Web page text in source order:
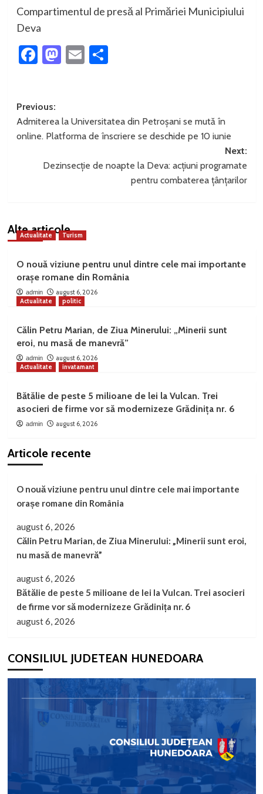
Compartimentul de presă al Primăriei Municipiului
Deva
Facebook
Mastodon
EmailPartajează
Post
navigation
Previous:
Admiterea la Universitatea din Petroșani se mută în
online. Platforma de înscriere se deschide pe 10 iunie
Next:
Dezinsecție de noapte la Deva: acțiuni programate
pentru combaterea țânțarilor
Alte articole
Actualitate Turism
O nouă viziune pentru unul dintre cele mai importante
orașe romane din România
admin
august 6, 2026
Actualitate
politic
Călin Petru Marian, de Ziua Minerului: „Minerii sunt
eroi, nu masă de manevră”
admin
august 6, 2026
Actualitate
invatamant
Bătălie de peste 5 milioane de lei la Vulcan. Trei
asocieri de firme vor să modernizeze Grădinița nr. 6
admin august 6, 2026
Articole recente
O nouă viziune pentru unul dintre cele mai importante
orașe romane din România
august 6, 2026
Călin Petru Marian, de Ziua Minerului: „Minerii sunt eroi,
nu masă de manevră”
august 6, 2026
Bătălie de peste 5 milioane de lei la Vulcan. Trei asocieri
de firme vor să modernizeze Grădinița nr. 6
august 6, 2026
CONSILIUL JUDETEAN HUNEDOARA